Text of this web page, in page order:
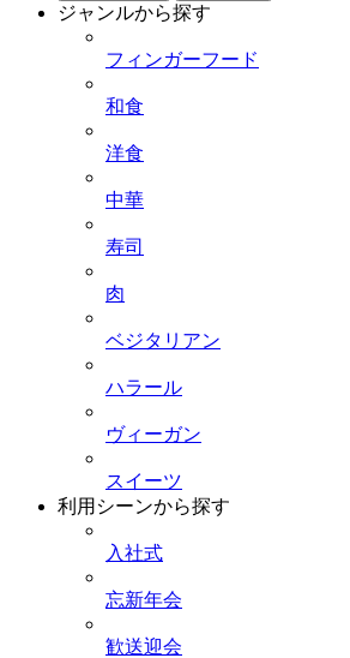
ジャンルから探す
フィンガーフード
和食
洋食
中華
寿司
肉
ベジタリアン
ハラール
ヴィーガン
スイーツ
利用シーンから探す
入社式
忘新年会
歓送迎会